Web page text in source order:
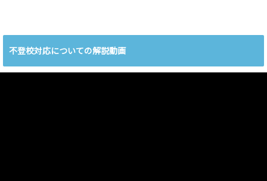
不登校対応についての解説動画